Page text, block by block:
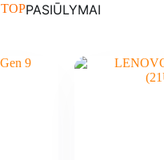
TOPPASIŪLYMAI